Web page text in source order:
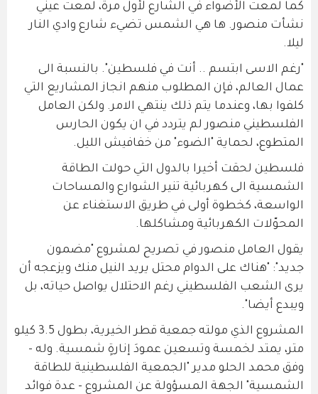
كما لمعت الأضواء في الشارع لأول مرة، لمعت عيني
نشأت منصور. ها هي الشمس تضيء شارع وادي النار
ليلا.
"رغم الاسى ابتسم .. أنت في فلسطين". بالنسبة الى
عمال العالم، فإن المطلوب منهم انجاز المشاريع التي
كلفوا بها، وعندما يتم ذلك ينتهي الامر. ولكن العامل
الفلسطيني منصور لم يتردد في ان يكون الحارس
المتطوع، لحماية "الضوء" من خفافيش الليل.
فلسطين لحقت أخيرا بالدول التي حولت الطاقة
الشمسية الى كهربائية تنير الشوارع والمساحات
الواسعة، كخطوة أولى في طريق الاستغناء عن
المحوّلات الكهربائية ومشاكلها.
يقول العامل منصور في تصريح لمشروع "مضمون
جديد": "هناك على الدوام محتل يريد النيل منك ويزعجه أن
يرى الشعب الفلسطيني رغم الاحتلال يواصل حياته، بل
ويبدع أيضا".
المشروع الذي مولته جمعية قطر الخيرية، بطول 3.5 كيلو
متر، يمتد لخمسة وتسعين عمودَ إنارةٍ شمسية. وله -
وفق محمد الحلو مدير "الجمعية الفلسطينية للطاقة
الشمسية" الجهة المسؤولة عن المشروع - عدة فوائد